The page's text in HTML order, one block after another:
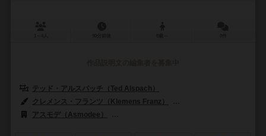
テッド・アルスパッチ（Ted Alspach）
クレメンス・フランツ（Klemens Franz）
アスモデ（Asmodee）